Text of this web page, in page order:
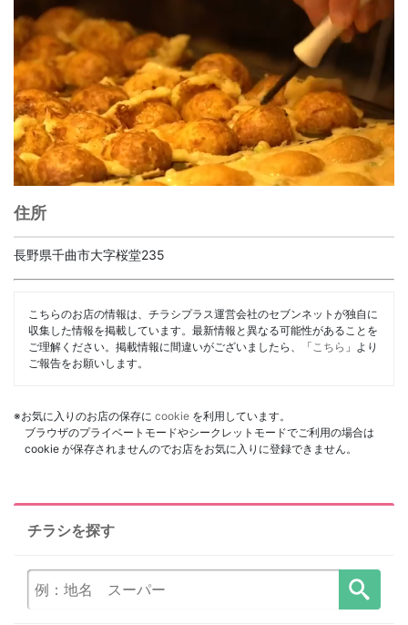
住所
長野県千曲市大字桜堂235
こちらのお店の情報は、チラシプラス運営会社のセブンネットが独自に
収集した情報を掲載しています。最新情報と異なる可能性があることを
ご理解ください。掲載情報に間違いがございましたら、「 こちら 」より
ご報告をお願いします。
※お気に入りのお店の保存に cookie を利用しています。
ブラウザのプライベートモードやシークレットモードでご利用の場合は
cookie が保存されませんのでお店をお気に入りに登録できません。
チラシを探す